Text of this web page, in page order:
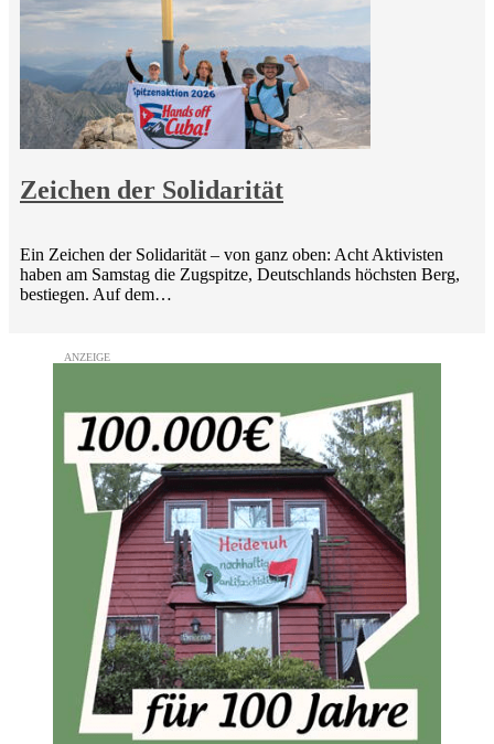
Zeichen der Solidarität
Ein Zeichen der Solidarität – von ganz oben: Acht Aktivisten
haben am Samstag die Zugspitze, Deutschlands höchsten Berg,
bestiegen. Auf dem…